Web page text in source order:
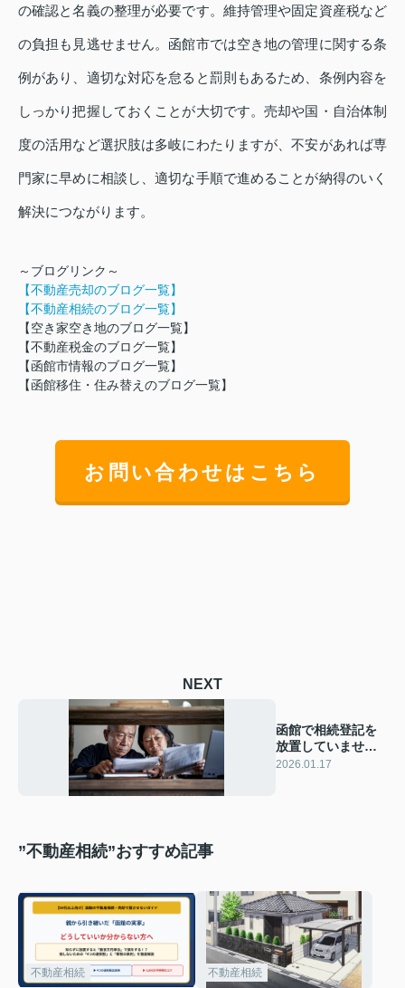
の確認と名義の整理が必要です。維持管理や固定資産税など
の負担も見逃せません。函館市では空き地の管理に関する条
例があり、適切な対応を怠ると罰則もあるため、条例内容を
しっかり把握しておくことが大切です。売却や国・自治体制
度の活用など選択肢は多岐にわたりますが、不安があれば専
門家に早めに相談し、適切な手順で進めることが納得のいく
解決につながります。
～ブログリンク～
【不動産売却のブログ一覧】
【不動産相続のブログ一覧】
【空き家空き地のブログ一覧】
【不動産税金のブログ一覧】
【函館市情報のブログ一覧】
【函館移住・住み替えのブログ一覧】
お問い合わせはこちら
NEXT
函館で相続登記を
放置していません
か？解決方法と必
2026.01.17
”不動産相続”おすすめ記事
不動産相続 不動産相続